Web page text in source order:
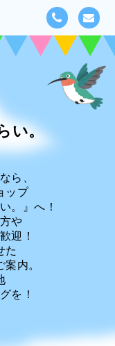
い。
ら、
ップ
。』へ！
や
迎！
た
内。
を！